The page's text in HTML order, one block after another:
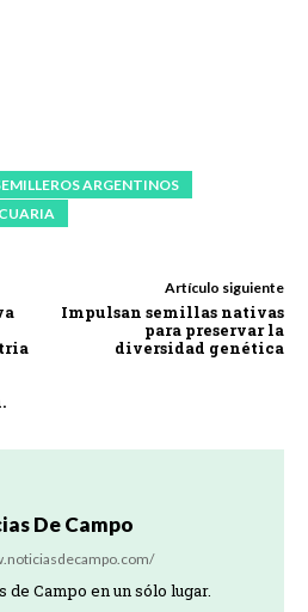
ARGENTINOS
Artículo siguiente
Impulsan semillas nativas
para preservar la
diversidad genética
De Campo
de Campo en un sólo lugar.